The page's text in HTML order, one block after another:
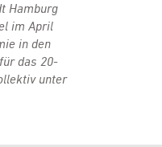
Hamburg
im April
in den
das 20-
unter